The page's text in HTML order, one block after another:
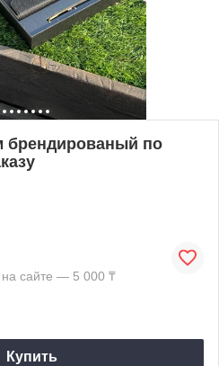
брендированый по
сайте — 5 000 ₸
Купить